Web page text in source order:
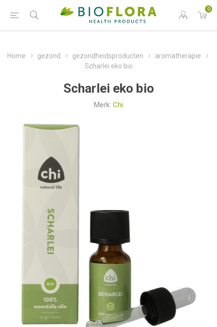
0
Home gezond gezondheidsproducten
aromatherapie
Scharlei eko bio
Scharlei eko bio
Merk: Chi